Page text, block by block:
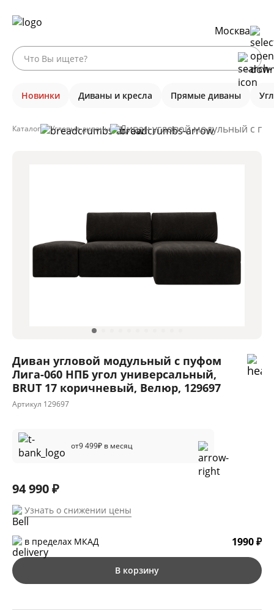
Москва
Новинки Диваны и кресла Прямые диваны
Каталог Угловые диваны Диван угловой модульный с
Диван угловой модульный с пуфом
Лига-060 НПБ угол универсальный,
BRUT 17 коричневый, Велюр, 129697
Артикул 129697
от9 499₽ в месяц
94 990 ₽
Узнать о снижении цены
в пределах МКАД 1990 ₽
В корзину